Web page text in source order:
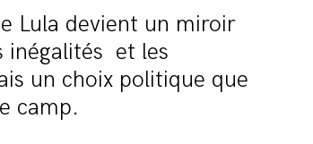
Lula devient un miroir
inégalités et les
un choix politique que
camp.